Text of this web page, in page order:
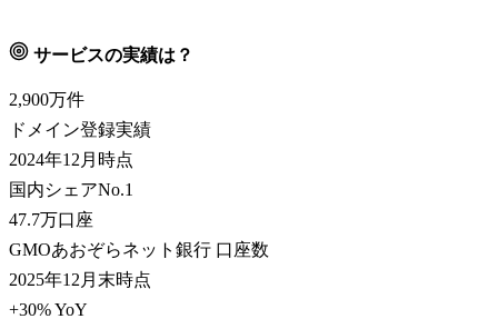
サービスの実績は？
2,900万件
ドメイン登録実績
2024年12月時点
国内シェアNo.1
47.7万口座
GMOあおぞらネット銀行 口座数
2025年12月末時点
+30% YoY